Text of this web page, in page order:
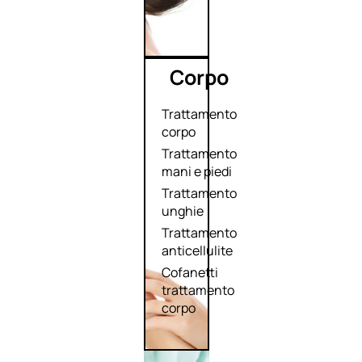
Corpo
Trattamento
corpo
Trattamento
mani e piedi
Trattamento
unghie
Trattamento
anticellulite
Cofanetti
trattamento
corpo